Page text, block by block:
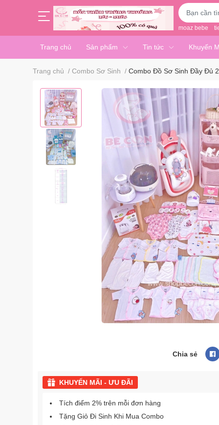
moaz bebe
Trang chủ Sản phẩm Tin tức Khuyến
Trang chủ / Combo Sơ Sinh / Combo Đồ Sơ Sinh Đầy Đủ
Chia sẻ
KHUYẾN MÃI - ƯU ĐÃI
Tích điểm 2% trên mỗi đơn hàng
Tặng Giỏ Đi Sinh Khi Mua Combo